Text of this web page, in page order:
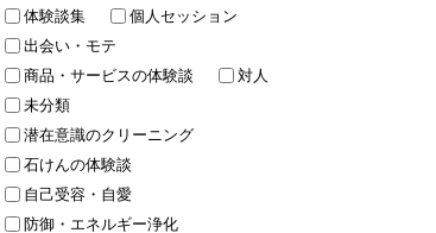
体験談集
個人セッション
出会い・モテ
商品・サービスの体験談
対人
未分類
潜在意識のクリーニング
石けんの体験談
自己受容・自愛
防御・エネルギー浄化